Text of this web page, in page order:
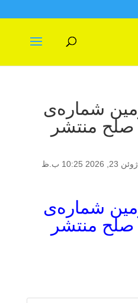
شماره‌ی
منتشر
ژوئن 23, 2026 10:25 ب.ظ
شماره‌ی
منتشر